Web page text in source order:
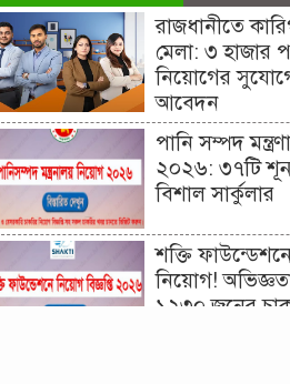
রাজধানীতে
মেলা: ৩ হাজার
নিয়োগের
আবেদন
পানি সম্পদ
২০২৬: ৩৭টি
বিশাল সার্কুলার
শক্তি
নিয়োগ!
১২৩০ জনের